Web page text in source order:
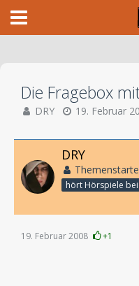
Die Fragebox
DRY 19. Februar
DRY
19. Februar 2008 +1